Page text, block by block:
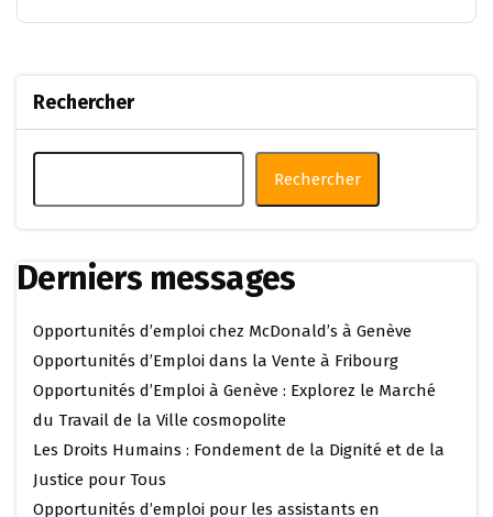
Rechercher
Rechercher
Derniers messages
Opportunités d’emploi chez McDonald’s à Genève
Opportunités d’Emploi dans la Vente à Fribourg
Opportunités d’Emploi à Genève : Explorez le Marché
du Travail de la Ville cosmopolite
Les Droits Humains : Fondement de la Dignité et de la
Justice pour Tous
Opportunités d’emploi pour les assistants en